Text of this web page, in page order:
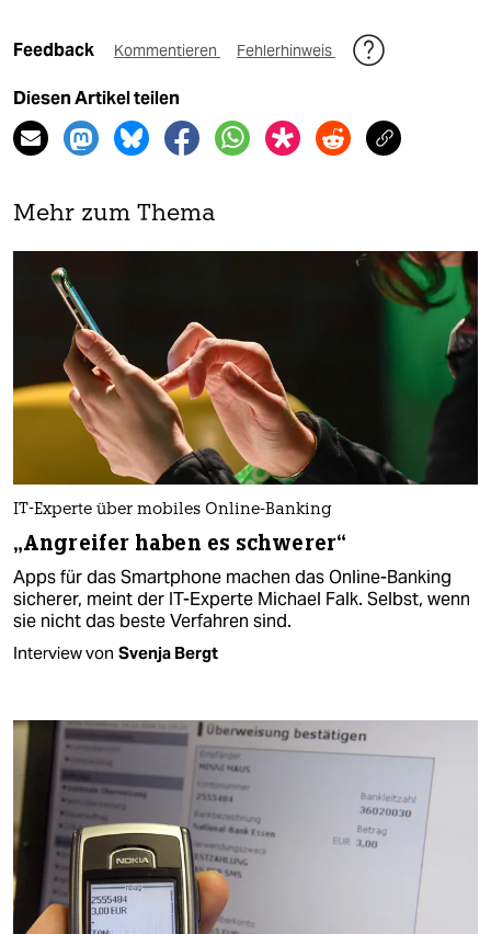
Feedback Kommentieren Fehlerhinweis
Diesen Artikel teilen
Mehr zum Thema
IT-Experte über mobiles Online-Banking
„Angreifer haben es schwerer“
Apps für das Smartphone machen das Online-Banking
sicherer, meint der IT-Experte Michael Falk. Selbst, wenn
sie nicht das beste Verfahren sind.
Interview von Svenja Bergt